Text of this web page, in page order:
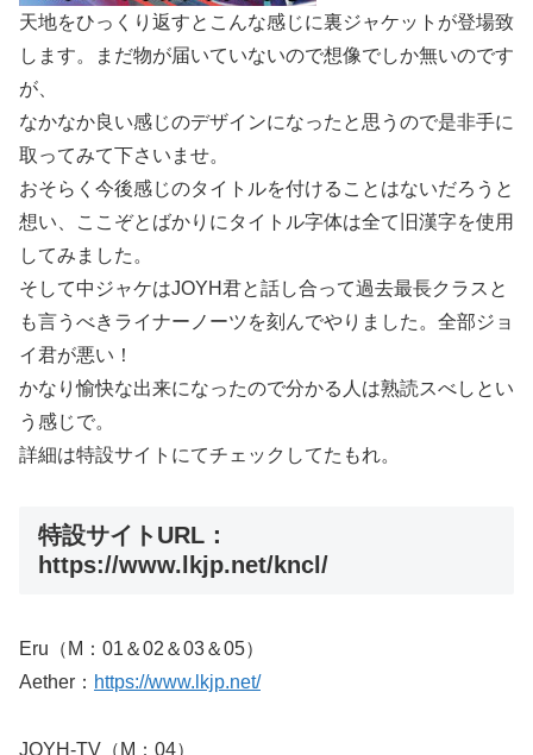
天地をひっくり返すとこんな感じに裏ジャケットが登場致
します。まだ物が届いていないので想像でしか無いのです
が、
なかなか良い感じのデザインになったと思うので是非手に
取ってみて下さいませ。
おそらく今後感じのタイトルを付けることはないだろうと
想い、ここぞとばかりにタイトル字体は全て旧漢字を使用
してみました。
そして中ジャケはJOYH君と話し合って過去最長クラスと
も言うべきライナーノーツを刻んでやりました。全部ジョ
イ君が悪い！
かなり愉快な出来になったので分かる人は熟読スべしとい
う感じで。
詳細は特設サイトにてチェックしてたもれ。
特設サイトURL：
https://www.lkjp.net/kncl/
Eru（M：01＆02＆03＆05）
Aether： https://www.lkjp.net/
JOYH-TV（M：04）